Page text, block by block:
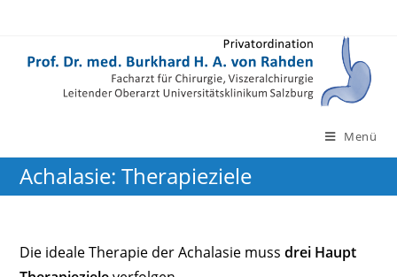
springen
Menü
Achalasie: Therapieziele
Die ideale Therapie der Achalasie mussdrei Haupt